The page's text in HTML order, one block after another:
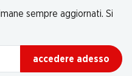
sempre aggiornati. Si
accedere adesso